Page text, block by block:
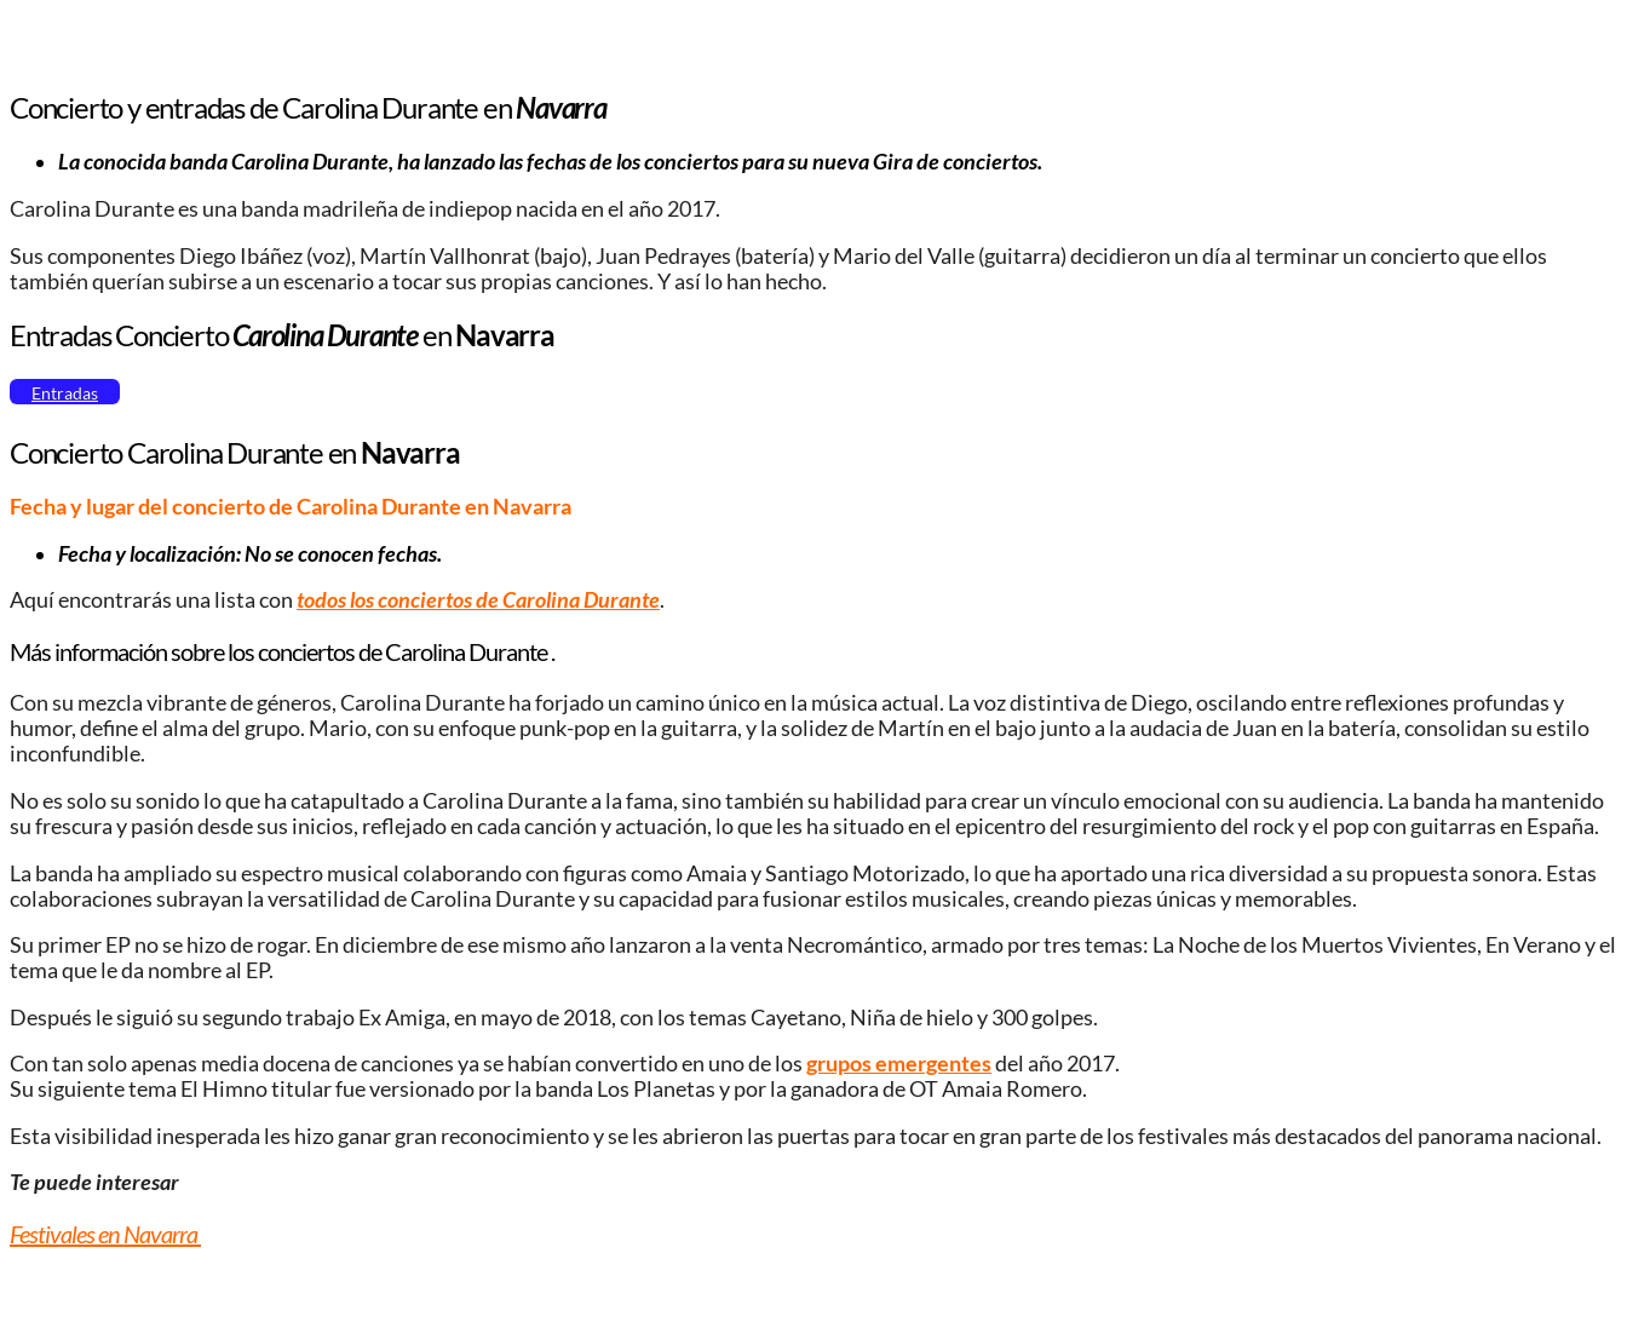
Concierto y entradas de Carolina Durante enNavarra
La conocida banda Carolina Durante, ha lanzado las fechas de los conciertos para su nueva Gira de conciertos.
Carolina Durante es una banda madrileña de indiepop nacida en el año 2017.
Sus componentes Diego Ibáñez (voz), Martín Vallhonrat (bajo), Juan Pedrayes (batería) y Mario del Valle (guitarra) decidieron un día al terminar un concierto que ellos
también querían subirse a un escenario a tocar sus propias canciones. Y así lo han hecho.
Entradas ConciertoCarolina DuranteenNavarra
Entradas
Concierto Carolina Durante enNavarra
Fecha y lugar del concierto de Carolina Durante en Navarra
Fecha y localización: No se conocen fechas.
Aquí encontrarás una lista contodos los conciertos de Carolina Durante.
Más información sobre los conciertos de Carolina Durante .
Con su mezcla vibrante de géneros, Carolina Durante ha forjado un camino único en la música actual. La voz distintiva de Diego, oscilando entre reflexiones profundas y
humor, define el alma del grupo. Mario, con su enfoque punk-pop en la guitarra, y la solidez de Martín en el bajo junto a la audacia de Juan en la batería, consolidan su estilo
inconfundible.
No es solo su sonido lo que ha catapultado a Carolina Durante a la fama, sino también su habilidad para crear un vínculo emocional con su audiencia. La banda ha mantenido
su frescura y pasión desde sus inicios, reflejado en cada canción y actuación, lo que les ha situado en el epicentro del resurgimiento del rock y el pop con guitarras en España.
La banda ha ampliado su espectro musical colaborando con figuras como Amaia y Santiago Motorizado, lo que ha aportado una rica diversidad a su propuesta sonora. Estas
colaboraciones subrayan la versatilidad de Carolina Durante y su capacidad para fusionar estilos musicales, creando piezas únicas y memorables.
Su primer EP no se hizo de rogar. En diciembre de ese mismo año lanzaron a la venta Necromántico, armado por tres temas: La Noche de los Muertos Vivientes, En Verano y el
tema que le da nombre al EP.
Después le siguió su segundo trabajo Ex Amiga, en mayo de 2018, con los temas Cayetano, Niña de hielo y 300 golpes.
Con tan solo apenas media docena de canciones ya se habían convertido en uno de losgrupos emergentesdel año 2017.
Su siguiente tema El Himno titular fue versionado por la banda Los Planetas y por la ganadora de OT Amaia Romero.
Esta visibilidad inesperada les hizo ganar gran reconocimiento y se les abrieron las puertas para tocar en gran parte de los festivales más destacados del panorama nacional.
Te puede interesar
Festivales en Navarra